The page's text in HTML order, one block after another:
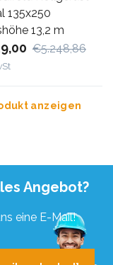
135x250
13,2 m
€5.248,86
anzeigen
Angebot?
eine E-Mail!